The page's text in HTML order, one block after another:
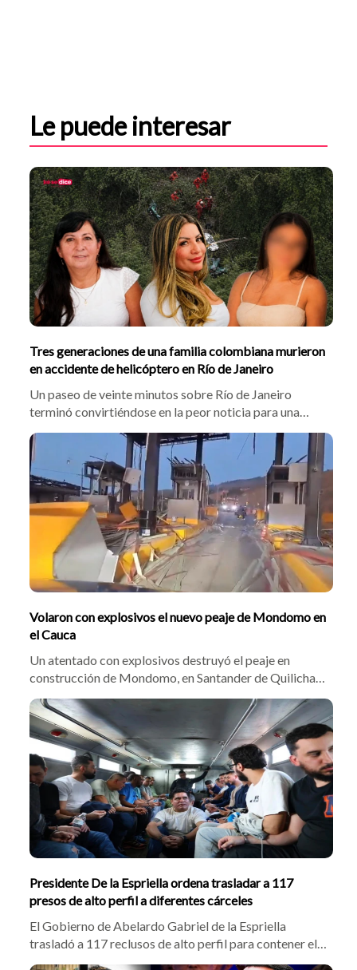
Le puede interesar
Tres generaciones de una familia colombiana murieron
en accidente de helicóptero en Río de Janeiro
Un paseo de veinte minutos sobre Río de Janeiro
terminó convirtiéndose en la peor noticia para una
familia colombiana. Tres mujeres de tres generaciones
distintas —abuela, hija y nieta— murieron el sábado 8
de agosto cuando el helicóptero en el que hacían un
vuelo panorámico se precipitó en una ladera boscosa
del Parque Nacional de Tijuca. Con ellas falleció el
piloto brasileño. Habían viajado a Brasil para celebrar
los quince años de otra joven de la familia.
Volaron con explosivos el nuevo peaje de Mondomo en
el Cauca
Un atentado con explosivos destruyó el peaje en
construcción de Mondomo, en Santander de Quilichao.
El hecho ocurrió la madrugada del 8 de agosto de 2026
sobre la vía Popayán–Cali. La ANI ordenó el cierre de
calzadas para inspección, mientras el gobernador
Octavio Guzmán pidió seguridad sobre la ruta.
Presidente De la Espriella ordena trasladar a 117
presos de alto perfil a diferentes cárceles
El Gobierno de Abelardo Gabriel de la Espriella
trasladó a 117 reclusos de alto perfil para contener el
crimen desde las cárceles. En Itagüí, el Inpec movió a